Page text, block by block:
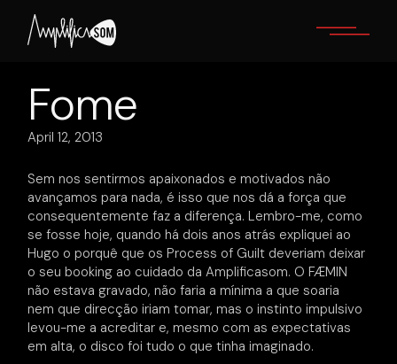
content
Fome
April 12, 2013
Sem nos sentirmos apaixonados e motivados não
avançamos para nada, é isso que nos dá a força que
consequentemente faz a diferença. Lembro-me, como
se fosse hoje, quando há dois anos atrás expliquei ao
Hugo o porquê que os Process of Guilt deveriam deixar
o seu booking ao cuidado da Amplificasom. O FÆMIN
não estava gravado, não faria a mínima a que soaria
nem que direcção iriam tomar, mas o instinto impulsivo
levou-me a acreditar e, mesmo com as expectativas
em alta, o disco foi tudo o que tinha imaginado.